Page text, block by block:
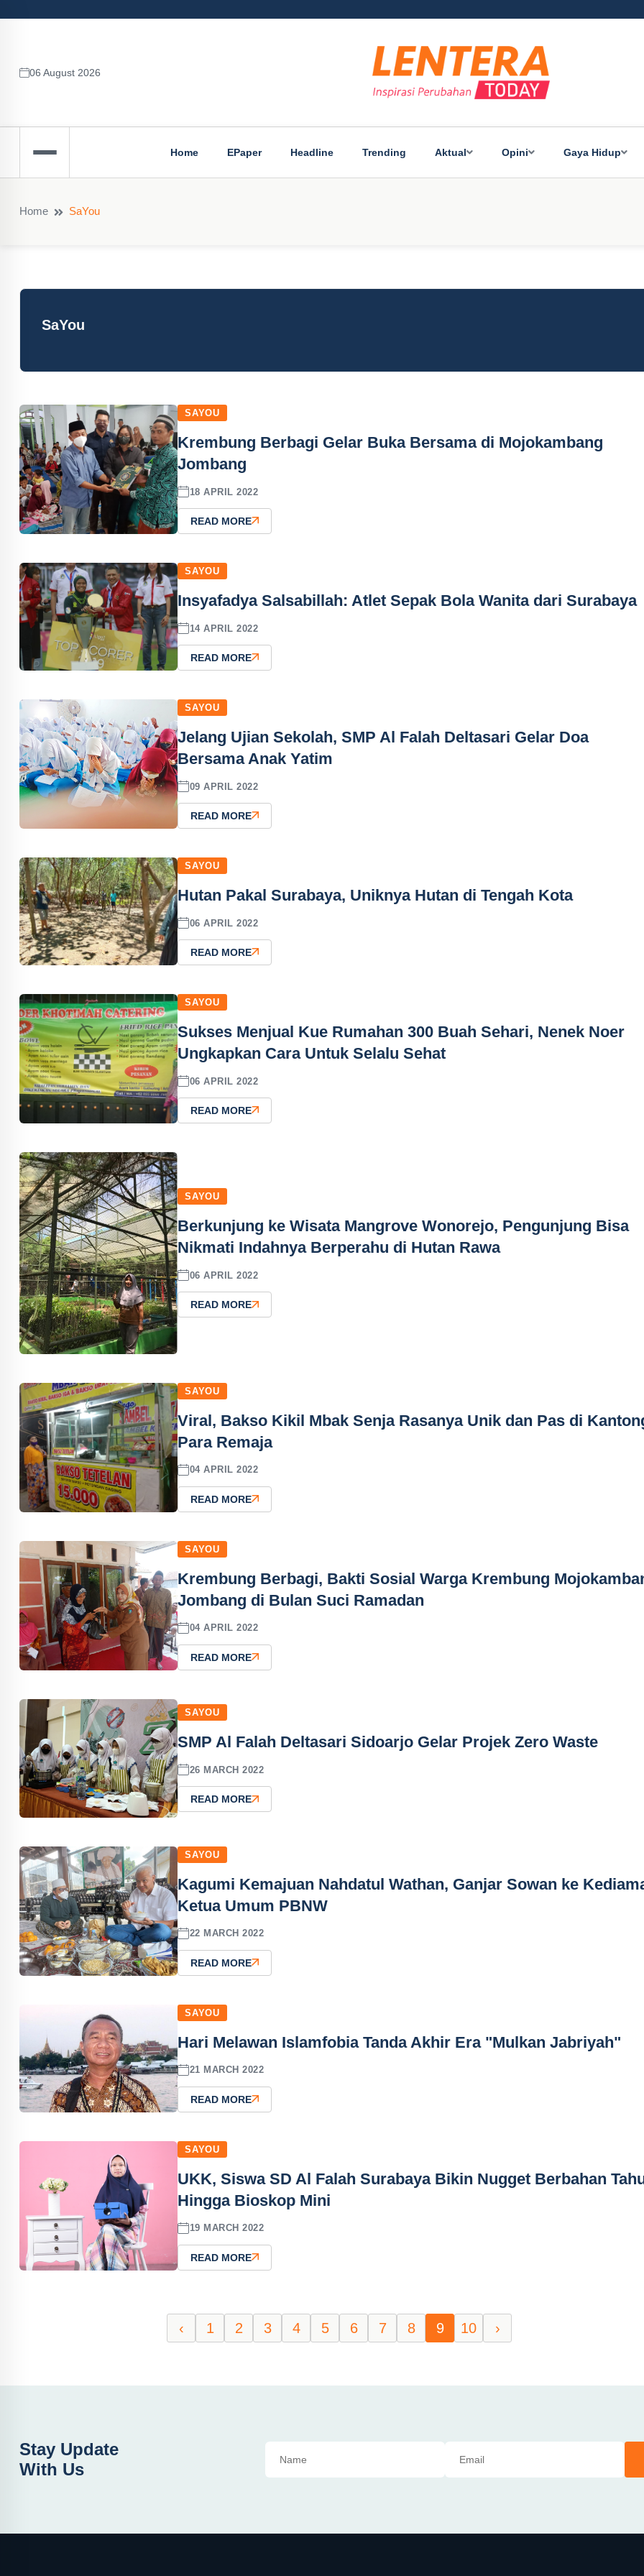
06 August 2026
Home EPaper Headline Trending Aktual Opini Gaya Hidup
Home SaYou
SaYou
SAYOU
Krembung Berbagi Gelar Buka Bersama di Mojokambang
Jombang
18 APRIL 2022
READ MORE
SAYOU
Insyafadya Salsabillah: Atlet Sepak Bola Wanita dari Surabaya
14 APRIL 2022
READ MORE
SAYOU
Jelang Ujian Sekolah, SMP Al Falah Deltasari Gelar Doa
Bersama Anak Yatim
09 APRIL 2022
READ MORE
SAYOU
Hutan Pakal Surabaya, Uniknya Hutan di Tengah Kota
06 APRIL 2022
READ MORE
SAYOU
Sukses Menjual Kue Rumahan 300 Buah Sehari, Nenek Noer
Ungkapkan Cara Untuk Selalu Sehat
06 APRIL 2022
READ MORE
SAYOU
Berkunjung ke Wisata Mangrove Wonorejo, Pengunjung Bisa
Nikmati Indahnya Berperahu di Hutan Rawa
06 APRIL 2022
READ MORE
SAYOU
Viral, Bakso Kikil Mbak Senja Rasanya Unik dan Pas di
Para Remaja
04 APRIL 2022
READ MORE
SAYOU
Krembung Berbagi, Bakti Sosial Warga Krembung
Jombang di Bulan Suci Ramadan
04 APRIL 2022
READ MORE
SAYOU
SMP Al Falah Deltasari Sidoarjo Gelar Projek Zero Waste
26 MARCH 2022
READ MORE
SAYOU
Kagumi Kemajuan Nahdatul Wathan, Ganjar Sowan ke
Ketua Umum PBNW
22 MARCH 2022
READ MORE
SAYOU
Hari Melawan Islamfobia Tanda Akhir Era "Mulkan Jabriyah"
21 MARCH 2022
READ MORE
SAYOU
UKK, Siswa SD Al Falah Surabaya Bikin Nugget Berbahan
Hingga Bioskop Mini
19 MARCH 2022
READ MORE
‹ 1 2 3 4 5 6 7 8 9 10 ›
Stay Update
With Us